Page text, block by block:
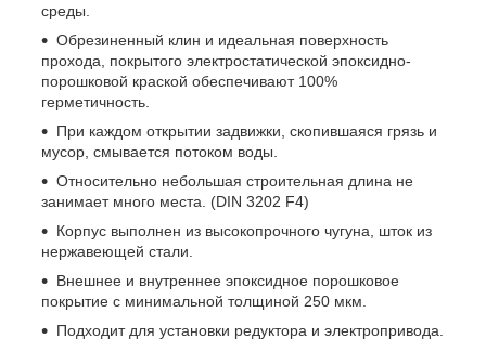
среды.
Обрезиненный клин и идеальная поверхность
прохода, покрытого электростатической эпоксидно-
порошковой краской обеспечивают 100%
герметичность.
При каждом открытии задвижки, скопившаяся грязь и
мусор, смывается потоком воды.
Относительно небольшая строительная длина не
занимает много места. (DIN 3202 F4)
Корпус выполнен из высокопрочного чугуна, шток из
нержавеющей стали.
Внешнее и внутреннее эпоксидное порошковое
покрытие с минимальной толщиной 250 мкм.
Подходит для установки редуктора и электропривода.